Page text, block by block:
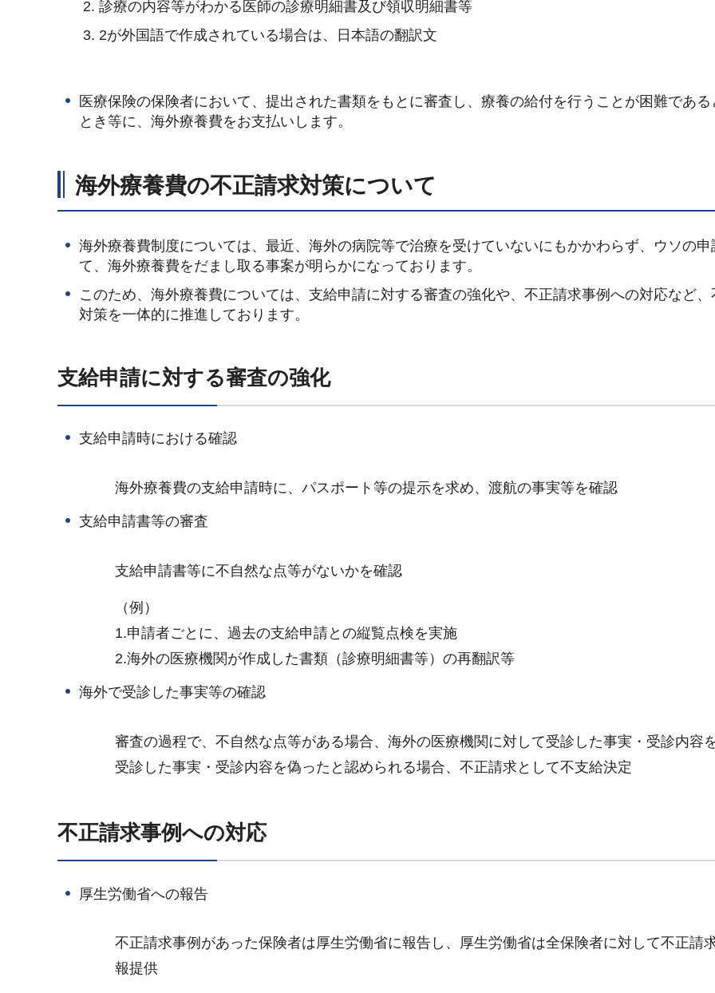
診療の内容等がわかる医師の診療明細書及び領収明細書等
2が外国語で作成されている場合は、日本語の翻訳文
医療保険の保険者において、提出された書類をもとに審査し、療養の給付を行うことが困難である
とき等に、海外療養費をお支払いします。
海外療養費の不正請求対策について
海外療養費制度については、最近、海外の病院等で治療を受けていないにもかかわらず、ウソの申
て、海外療養費をだまし取る事案が明らかになっております。
このため、海外療養費については、支給申請に対する審査の強化や、不正請求事例への対応など、
対策を一体的に推進しております。
支給申請に対する審査の強化
支給申請時における確認
海外療養費の支給申請時に、パスポート等の提示を求め、渡航の事実等を確認
支給申請書等の審査
支給申請書等に不自然な点等がないかを確認
（例）
1.申請者ごとに、過去の支給申請との縦覧点検を実施
2.海外の医療機関が作成した書類（診療明細書等）の再翻訳等
海外で受診した事実等の確認
審査の過程で、不自然な点等がある場合、海外の医療機関に対して受診した事実・受診内容を
受診した事実・受診内容を偽ったと認められる場合、不正請求として不支給決定
不正請求事例への対応
厚生労働省への報告
不正請求事例があった保険者は厚生労働省に報告し、厚生労働省は全保険者に対して不正請
報提供